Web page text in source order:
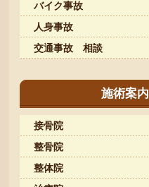
バイク事故
人身事故
交通事故 相談
施術案内
接骨院
整骨院
整体院